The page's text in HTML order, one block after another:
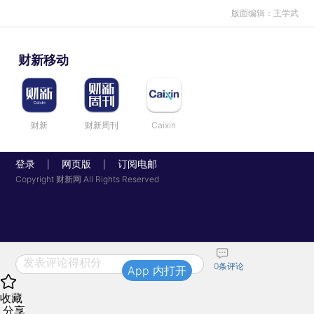
版面编辑：王学武
财新移动
财新 财新周刊 Caixin
登录 网页版 订阅电邮
Copyright 财新网 All Rights Reserved
发表评论得积分 0条评论
收藏
分享
App 内打开